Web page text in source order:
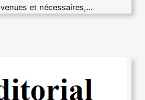
et nécessaires,…